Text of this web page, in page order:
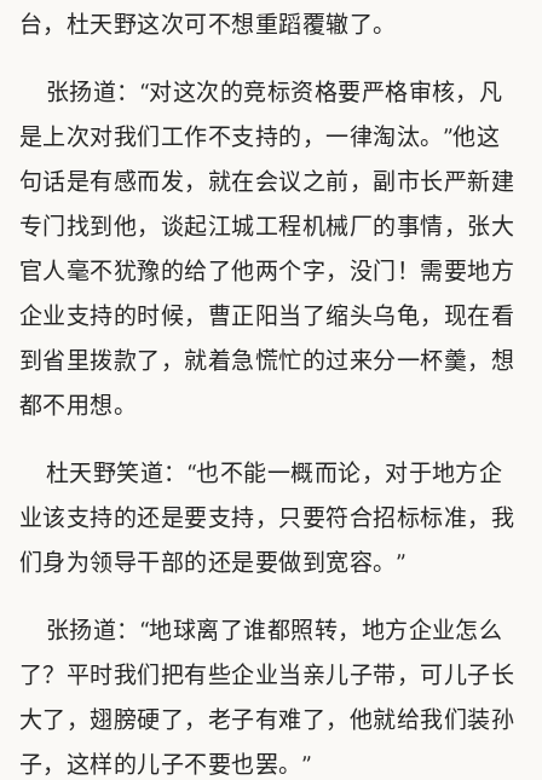
台，杜天野这次可不想重蹈覆辙了。
张扬道：“对这次的竞标资格要严格审核，凡
是上次对我们工作不支持的，一律淘汰。”他这
句话是有感而发，就在会议之前，副市长严新建
专门找到他，谈起江城工程机械厂的事情，张大
官人毫不犹豫的给了他两个字，没门！需要地方
企业支持的时候，曹正阳当了缩头乌龟，现在看
到省里拨款了，就着急慌忙的过来分一杯羹，想
都不用想。
杜天野笑道：“也不能一概而论，对于地方企
业该支持的还是要支持，只要符合招标标准，我
们身为领导干部的还是要做到宽容。”
张扬道：“地球离了谁都照转，地方企业怎么
了？平时我们把有些企业当亲儿子带，可儿子长
大了，翅膀硬了，老子有难了，他就给我们装孙
子，这样的儿子不要也罢。”